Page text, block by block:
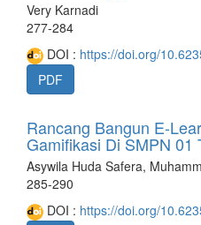
Very Karnadi
277-284
DOI : https://doi.org/
PDF
Rancang Bangun E-
Gamifikasi Di SMPN 01
Asywila Huda Safera,
285-290
DOI : https://doi.org/